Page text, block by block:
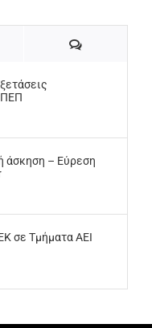
Σχόλια
άσκηση – Εύρεση
σε Τμήματα ΑΕΙ